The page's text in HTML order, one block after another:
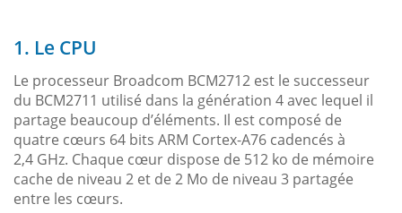
1. Le CPU
Le processeur Broadcom BCM2712 est le successeur
du BCM2711 utilisé dans la génération 4 avec lequel il
partage beaucoup d’éléments. Il est composé de
quatre cœurs 64 bits ARM Cortex-A76 cadencés à
2,4 GHz. Chaque cœur dispose de 512 ko de mémoire
cache de niveau 2 et de 2 Mo de niveau 3 partagée
entre les cœurs.